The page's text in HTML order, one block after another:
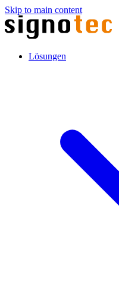
Skip to main content
Lösungen